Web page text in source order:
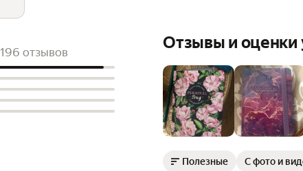
196 отзывов Отзывы и оценки
Полезные
С фото и